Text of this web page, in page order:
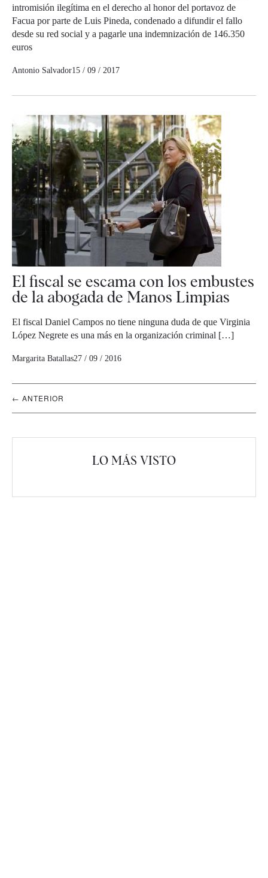
intromisión ilegítima en el derecho al honor del portavoz de
Facua por parte de Luis Pineda, condenado a difundir el fallo
desde su red social y a pagarle una indemnización de 146.350
euros
Antonio Salvador15 / 09 / 2017
El fiscal se escama con los embustes
de la abogada de Manos Limpias
El fiscal Daniel Campos no tiene ninguna duda de que Virginia
López Negrete es una más en la organización criminal […]
Margarita Batallas27 / 09 / 2016
Navegación
artículos
← ANTERIOR
LO MÁS VISTO